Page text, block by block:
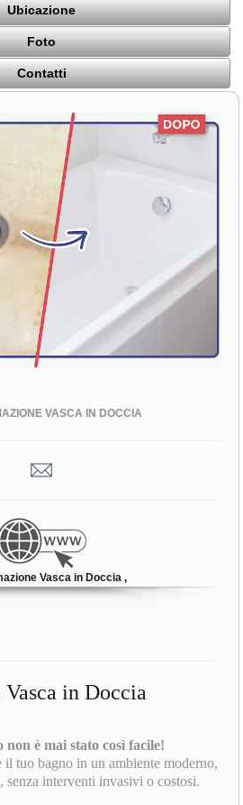
Ubicazione
Foto
Contatti
VASCA IN DOCCIA
Vasca in Doccia ,
in Doccia
è mai stato così facile!
il tuo bagno in un ambiente moderno,
senza interventi invasivi o costosi.